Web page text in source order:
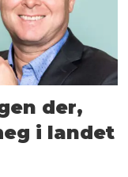
der,
i landet